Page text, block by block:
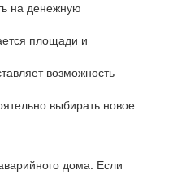
на денежную
площади и
возможность
выбирать новое
дома. Если